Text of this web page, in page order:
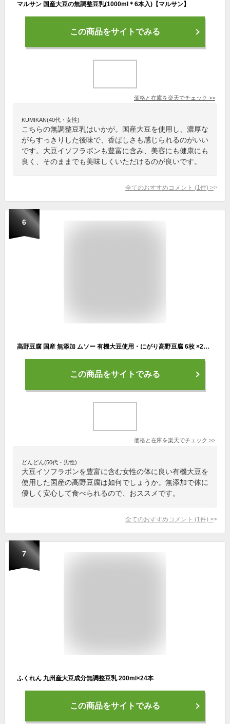
マルサン 国産大豆の無調整豆乳(1000ml＊6本入)【マルサン】
この商品をサイトでみる
価格と在庫を楽天でチェック >>
KUMIKAN(40代・女性)
こちらの無調整豆乳はいかが。国産大豆を使用し、濃厚な
がらすっきりした後味で、香ばしさも感じられるのがいい
です。大豆イソフラボンも豊富に含み、美容にも健康にも
良く、そのままでも美味しくいただけるのが良いです。
全てのおすすめコメント (1 件) >
6
高野豆腐 国産 無添加 ムソー 有機大豆使用・にがり高野豆腐 6枚 ×2セット
この商品をサイトでみる
価格と在庫を楽天でチェック >>
どんどん(50代・男性)
大豆イソフラボンを豊富に含む女性の体に良い有機大豆を
使用した国産の高野豆腐は如何でしょうか。無添加で体に
優しく安心して食べられるので、おススメです。
全てのおすすめコメント (1 件) >
7
ふくれん 九州産大豆成分無調整豆乳 200ml×24本
この商品をサイトでみる